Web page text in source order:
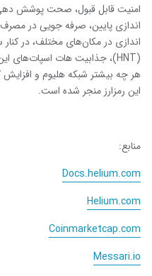
امنیت قابل قبول، صحت پوشش
اندازی پایین، صرفه جویی در
اندازی در مکان‌های مختلف، در کنار
(
HNT)، جذابیت هات اسپات‌های
هر چه بیشتر شبکه هلیوم و افزایش
این رمزارز منجر شده است.
منابع:
Docs.helium.com
Helium.com
Coinmarketcap.com
Messari.io